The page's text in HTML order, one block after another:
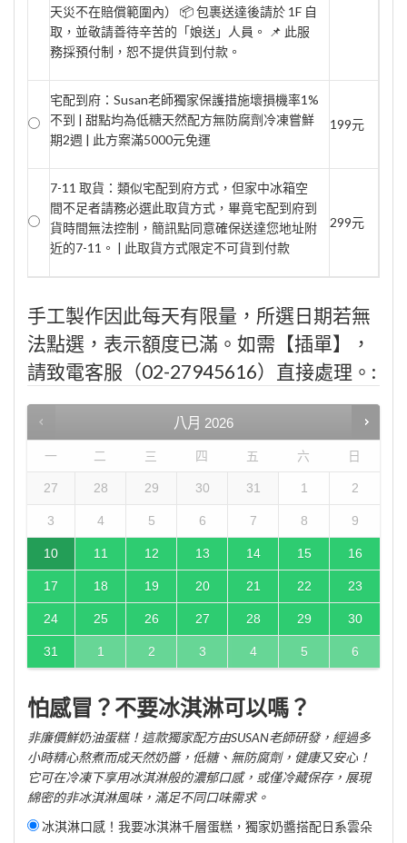
天災不在賠償範圍內） 📦 包裹送達後請於 1F 自
取，並敬請善待辛苦的「娘送」人員。 📌 此服
務採預付制，恕不提供貨到付款。
宅配到府：Susan老師獨家保護措施壞損機率1%
不到 | 甜點均為低糖天然配方無防腐劑冷凍嘗鮮
期2週 | 此方案滿5000元免運
199元
7-11 取貨：類似宅配到府方式，但家中冰箱空
間不足者請務必選此取貨方式，畢竟宅配到府到
貨時間無法控制，簡訊點同意確保送達您地址附
近的7-11。 | 此取貨方式限定不可貨到付款
299元
手工製作因此每天有限量，所選日期若無
法點選，表示額度已滿。如需【插單】，
請致電客服（02-27945616）直接處理。:
八月 2026
一 二 三 四 五 六 日
27 28 29 30 31 1 2
3 4 5 6 7 8 9
10 11 12 13 14 15 16
17 18 19 20 21 22 23
24 25 26 27 28 29 30
31 1 2 3 4 5 6
怕感冒？不要冰淇淋可以嗎？
非廉價鮮奶油蛋糕！這款獨家配方由SUSAN老師研發，經過多
小時精心熬煮而成天然奶醬，低糖、無防腐劑，健康又安心！
它可在冷凍下享用冰淇淋般的濃郁口感，或僅冷藏保存，展現
綿密的非冰淇淋風味，滿足不同口味需求。
冰淇淋口感！我要冰淇淋千層蛋糕，獨家奶醬搭配日系雲朵